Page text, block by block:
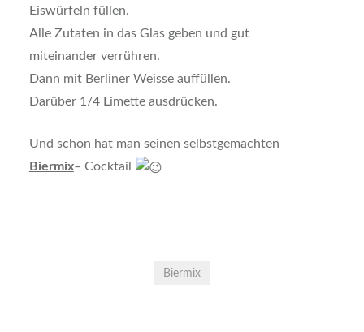
Eiswürfeln füllen.
Alle Zutaten in das Glas geben und gut
miteinander verrühren.
Dann mit Berliner Weisse auffüllen.
Darüber 1/4 Limette ausdrücken.
Und schon hat man seinen selbstgemachten
Biermix– Cocktail
Biermix